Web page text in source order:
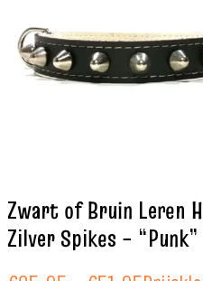
Zwart of Bruin Leren
Zilver Spikes – “Punk”